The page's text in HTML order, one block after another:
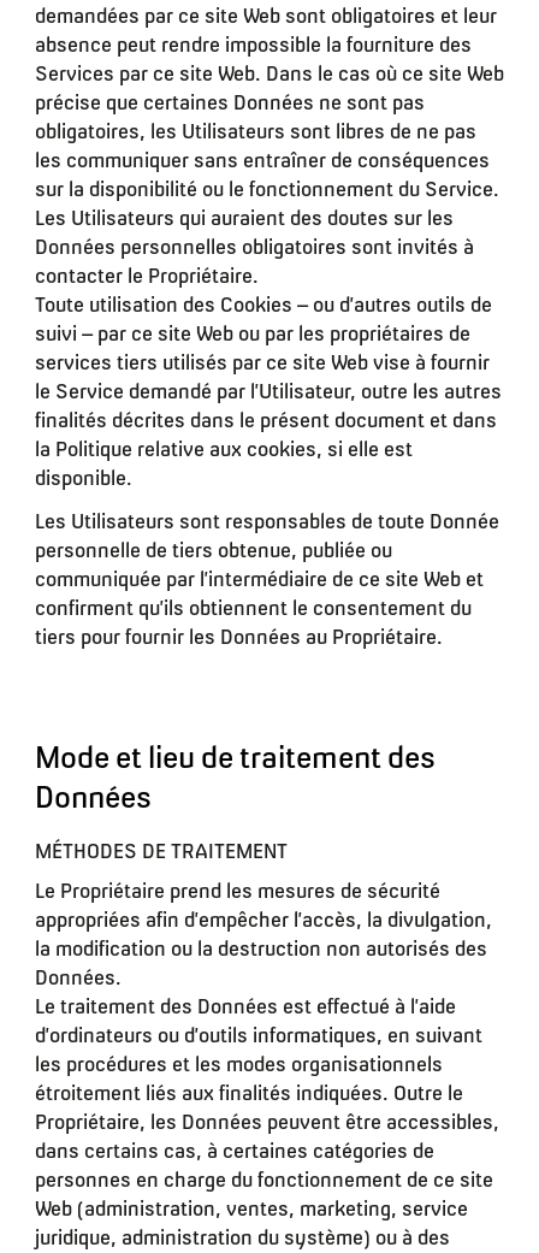
demandées par ce site Web sont obligatoires et leur
absence peut rendre impossible la fourniture des
Services par ce site Web. Dans le cas où ce site Web
précise que certaines Données ne sont pas
obligatoires, les Utilisateurs sont libres de ne pas
les communiquer sans entraîner de conséquences
sur la disponibilité ou le fonctionnement du Service.
Les Utilisateurs qui auraient des doutes sur les
Données personnelles obligatoires sont invités à
contacter le Propriétaire.
Toute utilisation des Cookies – ou d’autres outils de
suivi – par ce site Web ou par les propriétaires de
services tiers utilisés par ce site Web vise à fournir
le Service demandé par l’Utilisateur, outre les autres
finalités décrites dans le présent document et dans
la Politique relative aux cookies, si elle est
disponible.
Les Utilisateurs sont responsables de toute Donnée
personnelle de tiers obtenue, publiée ou
communiquée par l’intermédiaire de ce site Web et
confirment qu’ils obtiennent le consentement du
tiers pour fournir les Données au Propriétaire.
Mode et lieu de traitement des
Données
MÉTHODES DE TRAITEMENT
Le Propriétaire prend les mesures de sécurité
appropriées afin d’empêcher l’accès, la divulgation,
la modification ou la destruction non autorisés des
Données.
Le traitement des Données est effectué à l’aide
d’ordinateurs ou d’outils informatiques, en suivant
les procédures et les modes organisationnels
étroitement liés aux finalités indiquées. Outre le
Propriétaire, les Données peuvent être accessibles,
dans certains cas, à certaines catégories de
personnes en charge du fonctionnement de ce site
Web (administration, ventes, marketing, service
juridique, administration du système) ou à des